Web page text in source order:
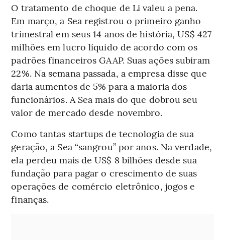
O tratamento de choque de Li valeu a pena.
Em março, a Sea registrou o primeiro ganho
trimestral em seus 14 anos de história, US$ 427
milhões em lucro líquido de acordo com os
padrões financeiros GAAP. Suas ações subiram
22%. Na semana passada, a empresa disse que
daria aumentos de 5% para a maioria dos
funcionários. A Sea mais do que dobrou seu
valor de mercado desde novembro.
Como tantas startups de tecnologia de sua
geração, a Sea “sangrou” por anos. Na verdade,
ela perdeu mais de US$ 8 bilhões desde sua
fundação para pagar o crescimento de suas
operações de comércio eletrônico, jogos e
finanças.